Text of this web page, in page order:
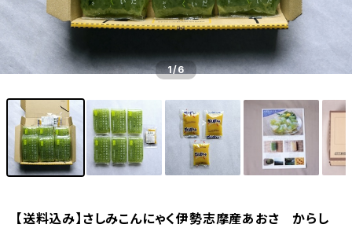
1/6
【送料込み】さしみこんにゃく伊勢志摩産あおさ からし